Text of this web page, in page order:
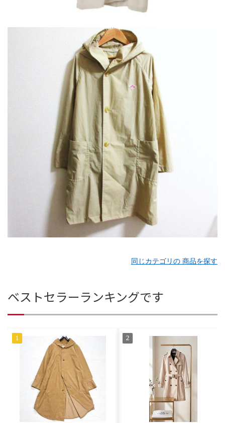
同じカテゴリの 商品を探す
ベストセラーランキングです